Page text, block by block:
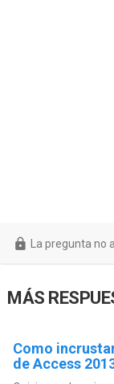
La pregunta no
MÁS
Como
de Access